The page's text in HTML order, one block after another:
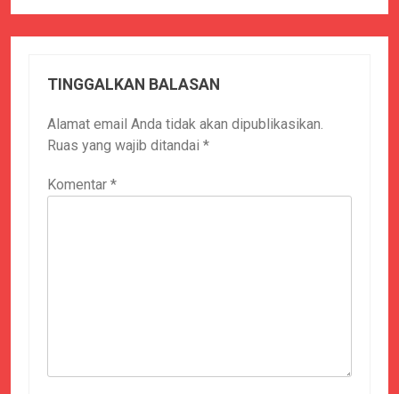
TINGGALKAN BALASAN
Alamat email Anda tidak akan dipublikasikan.
Ruas yang wajib ditandai *
Komentar *